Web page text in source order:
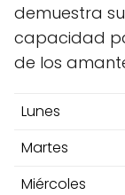
demuestra
capacidad
de los
Lunes
Martes
Miércoles